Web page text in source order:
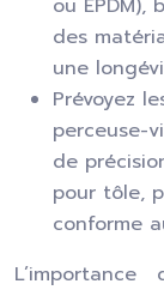
ou
des
une
Prévoyez
perceuse-
de
pour tôle,
conforme